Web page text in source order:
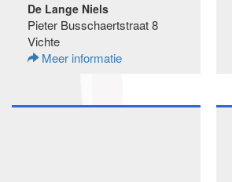
De Lange Niels
Pieter Busschaertstraat 8
Vichte
Meer informatie